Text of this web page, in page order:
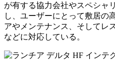
が有する協力会社やスペシャ
し、ユーザーにとって敷居の
アやメンテナンス、そしてレ
などに対応している。